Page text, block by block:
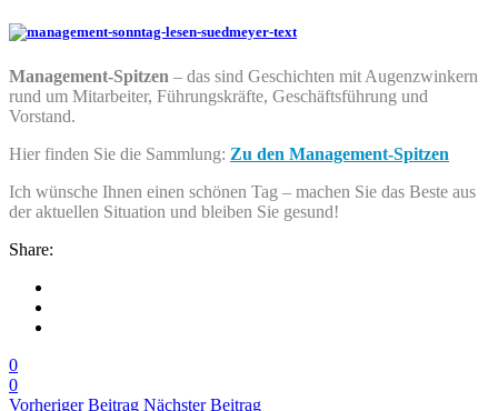
Management-Spitzen – das sind Geschichten mit Augenzwinkern
rund um Mitarbeiter, Führungskräfte, Geschäftsführung und
Vorstand.
Hier finden Sie die Sammlung: Zu den Management-Spitzen
Ich wünsche Ihnen einen schönen Tag – machen Sie das Beste aus
der aktuellen Situation und bleiben Sie gesund!
Share:
0
0
Vorheriger Beitrag Nächster Beitrag